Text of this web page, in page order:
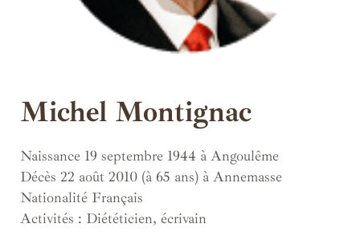
Michel Montignac
Naissance 19 septembre 1944 à Angoulême
Décès 22 août 2010 (à 65 ans) à Annemasse
Nationalité Français
Activités : Diététicien, écrivain